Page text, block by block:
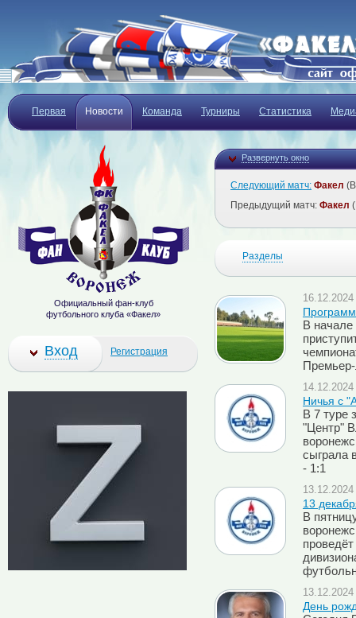
Первая Новости Команда Турниры Статистика
Развернуть окно
Следующий матч: Факел
Предыдущий матч: Факел
Разделы
В начале
Ничья с
В 7 туре
"Центр"
сыграла
- 1:1
13
В
День
Официальный фан-клуб
футбольного клуба «Факел»
Вход Регистрация